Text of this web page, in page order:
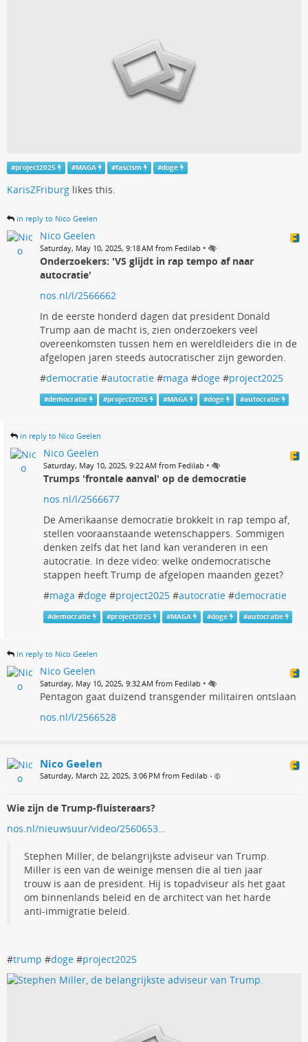
#project2025 #MAGA #fascism #doge
KarisZFriburg likes this.
in reply to Nico Geelen
Nico Geelen
Saturday, May 10, 2025, 9:18 AM from Fedilab •
Onderzoekers: 'VS glijdt in rap tempo af naar
autocratie'
nos.nl/l/2566662
In de eerste honderd dagen dat president Donald
Trump aan de macht is, zien onderzoekers veel
overeenkomsten tussen hem en wereldleiders die in de
afgelopen jaren steeds autocratischer zijn geworden.
#democratie #autocratie #maga #doge #project2025
#democratie #project2025 #MAGA #doge #autocratie
in reply to Nico Geelen
Nico Geelen
Saturday, May 10, 2025, 9:22 AM from Fedilab •
Trumps 'frontale aanval' op de democratie
nos.nl/l/2566677
De Amerikaanse democratie brokkelt in rap tempo af,
stellen vooraanstaande wetenschappers. Sommigen
denken zelfs dat het land kan veranderen in een
autocratie. In deze video: welke ondemocratische
stappen heeft Trump de afgelopen maanden gezet?
#maga #doge #project2025 #autocratie #democratie
#democratie #project2025 #MAGA #doge #autocratie
in reply to Nico Geelen
Nico Geelen
Saturday, May 10, 2025, 9:32 AM from Fedilab •
Pentagon gaat duizend transgender militairen ontslaan
nos.nl/l/2566528
Nico Geelen
Saturday, March 22, 2025, 3:06 PM from Fedilab •
Wie zijn de Trump-fluisteraars?
nos.nl/nieuwsuur/video/2560653…
Stephen Miller, de belangrijkste adviseur van Trump.
Miller is een van de weinige mensen die al tien jaar
trouw is aan de president. Hij is topadviseur als het gaat
om binnenlands beleid en de architect van het harde
anti-immigratie beleid.
#trump #doge #project2025